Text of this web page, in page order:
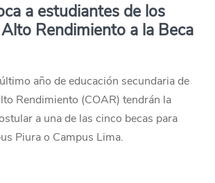
a estudiantes de los
Rendimiento a la Beca
año de educación secundaria de
Rendimiento (COAR) tendrán la
a una de las cinco becas para
Piura o Campus Lima.